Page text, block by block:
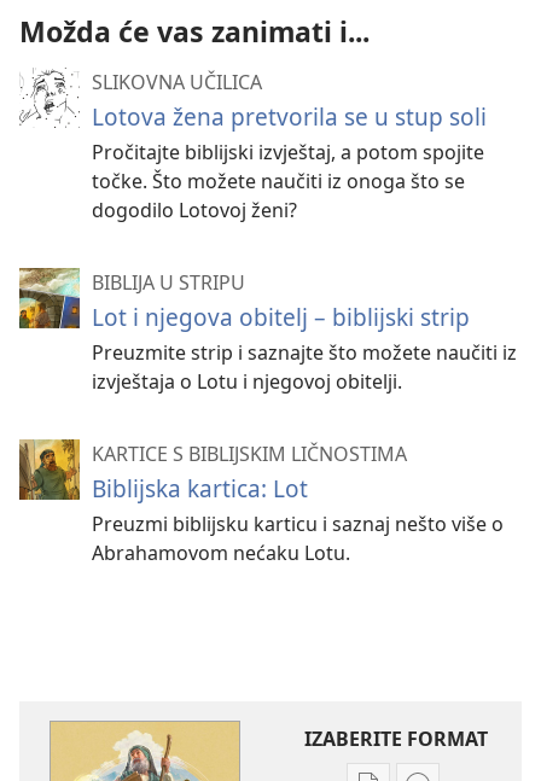
Možda će vas zanimati i...
SLIKOVNA UČILICA
Lotova žena pretvorila se u stup soli
Pročitajte biblijski izvještaj, a potom spojite
točke. Što možete naučiti iz onoga što se
dogodilo Lotovoj ženi?
BIBLIJA U STRIPU
Lot i njegova obitelj – biblijski strip
Preuzmite strip i saznajte što možete naučiti iz
izvještaja o Lotu i njegovoj obitelji.
KARTICE S BIBLIJSKIM LIČNOSTIMA
Biblijska kartica: Lot
Preuzmi biblijsku karticu i saznaj nešto više o
Abrahamovom nećaku Lotu.
IZABERITE FORMAT